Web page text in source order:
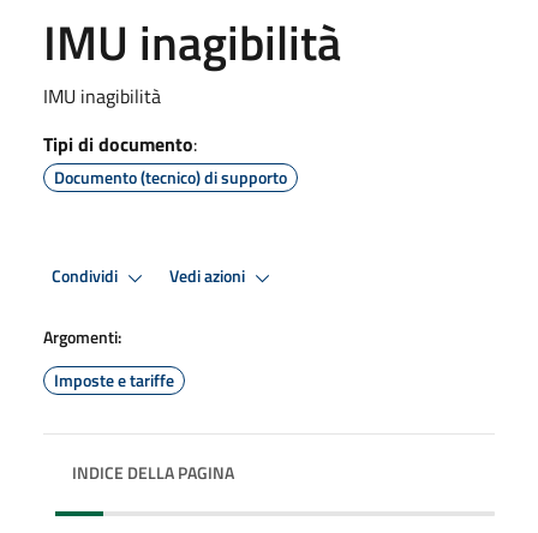
IMU inagibilità
IMU inagibilità
Tipi di documento:
Documento (tecnico) di supporto
Condividi Vedi azioni
Argomenti:
Imposte e tariffe
INDICE DELLA PAGINA